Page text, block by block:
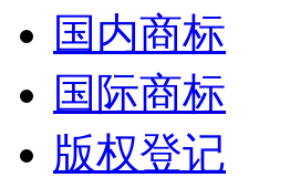
国内商标
国际商标
版权登记